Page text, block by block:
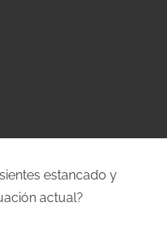
estancado y
actual?